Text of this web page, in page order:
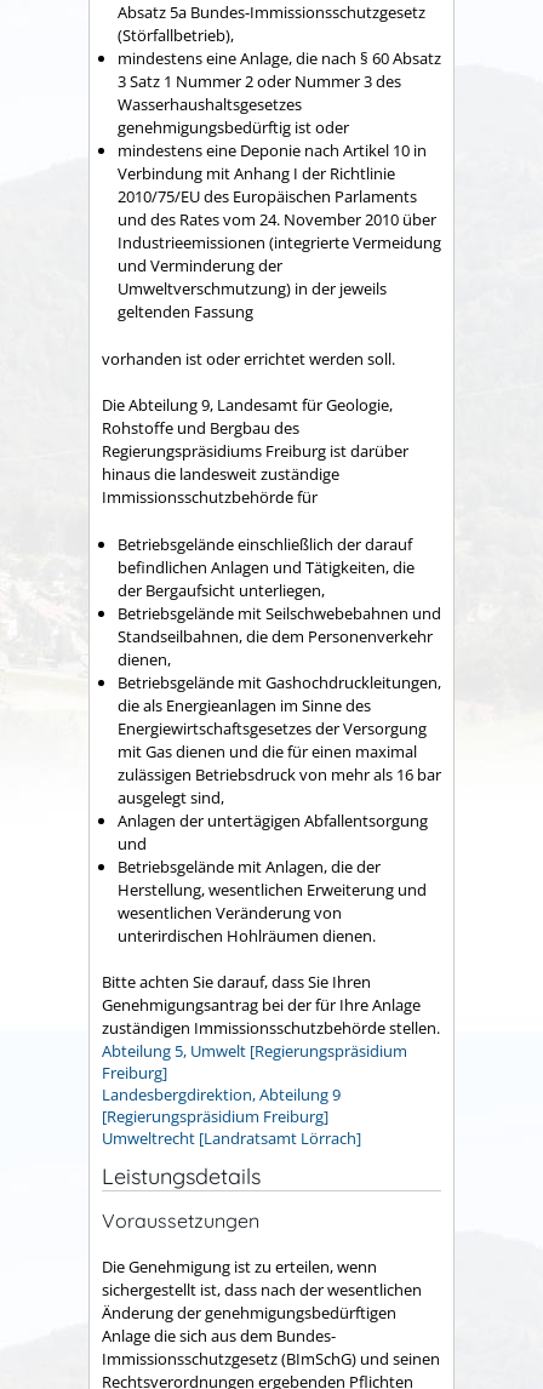
Absatz 5a Bundes-Immissionsschutzgesetz
(Störfallbetrieb),
mindestens eine Anlage, die nach § 60 Absatz
3 Satz 1 Nummer 2 oder Nummer 3 des
Wasserhaushaltsgesetzes
genehmigungsbedürftig ist oder
mindestens eine Deponie nach Artikel 10 in
Verbindung mit Anhang I der Richtlinie
2010/75/EU des Europäischen Parlaments
und des Rates vom 24. November 2010 über
Industrieemissionen (integrierte Vermeidung
und Verminderung der
Umweltverschmutzung) in der jeweils
geltenden Fassung
vorhanden ist oder errichtet werden soll.
Die Abteilung 9, Landesamt für Geologie,
Rohstoffe und Bergbau des
Regierungspräsidiums Freiburg ist darüber
hinaus die landesweit zuständige
Immissionsschutzbehörde für
Betriebsgelände einschließlich der darauf
befindlichen Anlagen und Tätigkeiten, die
der Bergaufsicht unterliegen,
Betriebsgelände mit Seilschwebebahnen und
Standseilbahnen, die dem Personenverkehr
dienen,
Betriebsgelände mit Gashochdruckleitungen,
die als Energieanlagen im Sinne des
Energiewirtschaftsgesetzes der Versorgung
mit Gas dienen und die für einen maximal
zulässigen Betriebsdruck von mehr als 16 bar
ausgelegt sind,
Anlagen der untertägigen Abfallentsorgung
und
Betriebsgelände mit Anlagen, die der
Herstellung, wesentlichen Erweiterung und
wesentlichen Veränderung von
unterirdischen Hohlräumen dienen.
Bitte achten Sie darauf, dass Sie Ihren
Genehmigungsantrag bei der für Ihre Anlage
zuständigen Immissionsschutzbehörde stellen.
Abteilung 5, Umwelt [Regierungspräsidium
Freiburg]
Landesbergdirektion, Abteilung 9
[Regierungspräsidium Freiburg]
Umweltrecht [Landratsamt Lörrach]
Leistungsdetails
Voraussetzungen
Die Genehmigung ist zu erteilen, wenn
sichergestellt ist, dass nach der wesentlichen
Änderung der genehmigungsbedürftigen
Anlage die sich aus dem Bundes-
Immissionsschutzgesetz (BImSchG) und seinen
Rechtsverordnungen ergebenden Pflichten